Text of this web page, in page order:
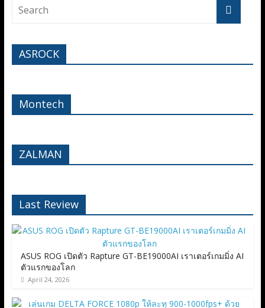
ASROCK
Montech
ZALMAN
Last Review
ASUS ROG เปิดตัว Rapture GT-BE19000AI เราเตอร์เกมมิ่ง AI
ตัวแรกของโลก
April 24, 2026